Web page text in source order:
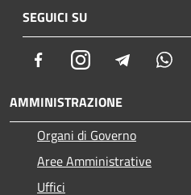
SEGUICI SU
FacebookInstagram Telegram
AMMINISTRAZIONE
Organi di Governo
Aree Amministrative
Uffici